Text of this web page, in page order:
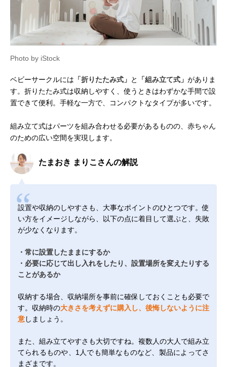
Photo by iStock
ベビーサークルには 「折りたたみ式」 と 「組み立て式」 がありま
す。折りたたみ式は収納しやすく、使うときはわずかな手間で設
置できて便利。手軽な一方で、コンパクトなタイプが多いです。
組み立て式はパーツを組み合わせる必要があるものの、赤ちゃん
のための広い空間を実現します。
たまおき まりこさんの解説
設置や収納のしやすさも、大事なポイントのひとつです。使
い方をイメージしながら、以下の点に着目して選ぶと、失敗
が少なくなります。
・常に設置したままにするか
・必要に応じて出し入れをしたり、設置場所を変えたりする
ことがあるか
収納する場合、収納場所を事前に確保しておくことも必要で
す。収納時の大きさを考えずに購入し、後悔しないように注
意しましょう。
また、組み立てやすさも大切ですね。複数人の大人で組み立
てられるものや、1人でも簡単なものなど、製品によってさ
まざまです。